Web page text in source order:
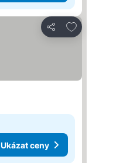
Sdílet
Přidat na
Ukázat ceny